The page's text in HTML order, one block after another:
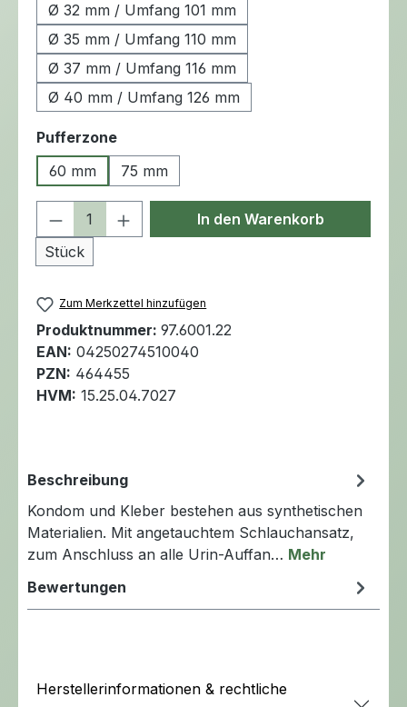
Ø 32 mm / Umfang 101 mm
Ø 35 mm / Umfang 110 mm
Ø 37 mm / Umfang 116 mm
Ø 40 mm / Umfang 126 mm
Pufferzoneauswählen
60 mm
75 mm
Produkt Anzahl: Gib den
Stück
In den Warenkorb
Zum Merkzettel hinzufügen
Produktnummer: 97.6001.22
EAN: 04250274510040
PZN: 464455
HVM: 15.25.04.7027
Beschreibung
Kondom und Kleber bestehen aus synthetischen
Materialien. Mit angetauchtem Schlauchansatz,
zum Anschluss an alle Urin-Auffan… Mehr
Bewertungen
Herstellerinformationen & rechtliche